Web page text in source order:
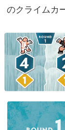
のクライムカ